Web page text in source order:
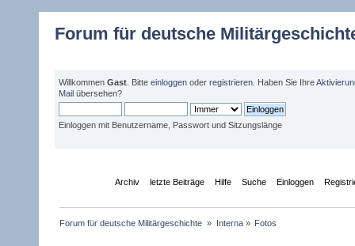
Forum für deutsche
Willkommen Gast . Bitte einloggen oder registrieren . Haben Sie Ihre
Mail übersehen?
Einloggen mit Benutzername, Passwort und Sitzungslänge
Archiv letzte Beiträge Hilfe Suche Einloggen
Forum für deutsche Militärgeschichte » Interna» Fotos